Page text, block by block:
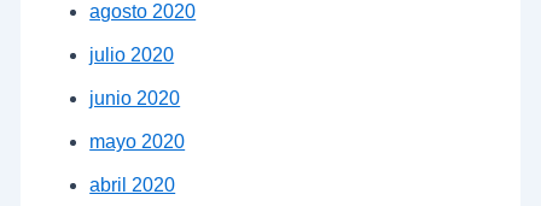
agosto 2020
julio 2020
junio 2020
mayo 2020
abril 2020